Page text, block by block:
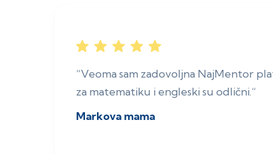
“Veoma sam zadovoljna NajMentor
za matematiku i engleski su odlični.“
Markova mama